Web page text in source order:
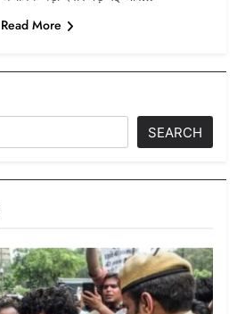
Read More
SEARCH